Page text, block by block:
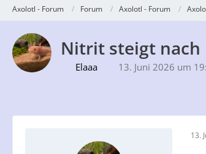
Axolotl - Forum Forum Axolotl - Forum
Nitrit steigt nach
Elaaa 13. Juni 2026 um
13.